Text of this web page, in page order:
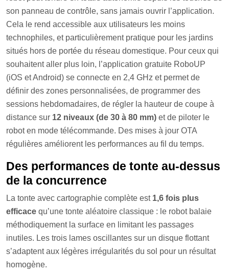
son panneau de contrôle, sans jamais ouvrir l’application.
Cela le rend accessible aux utilisateurs les moins
technophiles, et particulièrement pratique pour les jardins
situés hors de portée du réseau domestique. Pour ceux qui
souhaitent aller plus loin, l’application gratuite RoboUP
(iOS et Android) se connecte en 2,4 GHz et permet de
définir des zones personnalisées, de programmer des
sessions hebdomadaires, de régler la hauteur de coupe à
distance sur 12 niveaux (de 30 à 80 mm) et de piloter le
robot en mode télécommande. Des mises à jour OTA
régulières améliorent les performances au fil du temps.
Des performances de tonte au-dessus
de la concurrence
La tonte avec cartographie complète est 1,6 fois plus
efficace qu’une tonte aléatoire classique : le robot balaie
méthodiquement la surface en limitant les passages
inutiles. Les trois lames oscillantes sur un disque flottant
s’adaptent aux légères irrégularités du sol pour un résultat
homogène.